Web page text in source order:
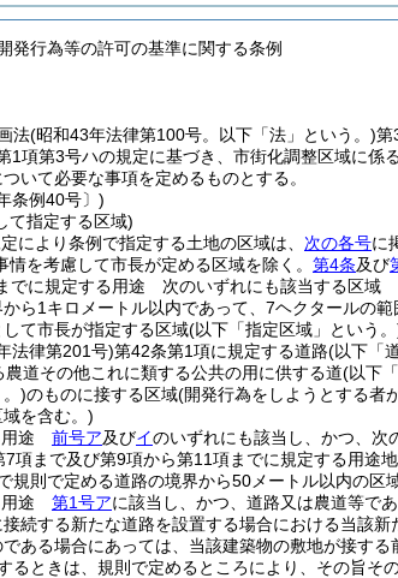
発行為等の許可の基準に関する条例
法(昭和43年法律第100号。以下「法」という。)第
1項第3号ハの規定に基づき、市街化調整区域に係
いて必要な事項を定めるものとする。
条例40号〕)
て指定する区域)
により条例で指定する土地の区域は、 次の各号に
を考慮して市長が定める区域を除く。 第4条及び
でに規定する用途 次のいずれにも該当する区域
ら1キロメートル以内であって、7ヘクタールの
て市長が指定する区域(以下「指定区域」という
法律第201号)第42条第1項に規定する道路(以下「
道その他これに類する公共の用に供する道(以下
)のものに接する区域(開発行為をしようとする者
を含む。)
用途 前号ア及びイのいずれにも該当し、かつ、次
項まで及び第9項から第11項までに規定する用途
規則で定める道路の境界から50メートル以内の区
用途 第1号アに該当し、かつ、道路又は農道等で
続する新たな道路を設置する場合における当該
ある場合にあっては、当該建築物の敷地が接す
るときは、規則で定めるところにより、その旨